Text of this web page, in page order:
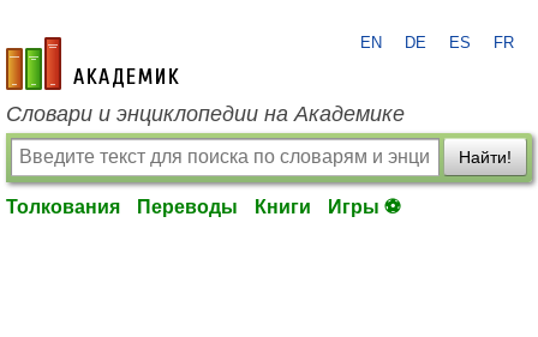
academic.ru
EN DE ES FR
Словари и энциклопедии на Академике
Найти!
Толкования Переводы Книги Игры ⚽